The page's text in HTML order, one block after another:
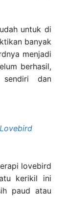
untuk di
banyak
menjadi
berhasil,
dan
lovebird
kerikil ini
paud atau